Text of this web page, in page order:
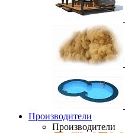
Производители
Производители